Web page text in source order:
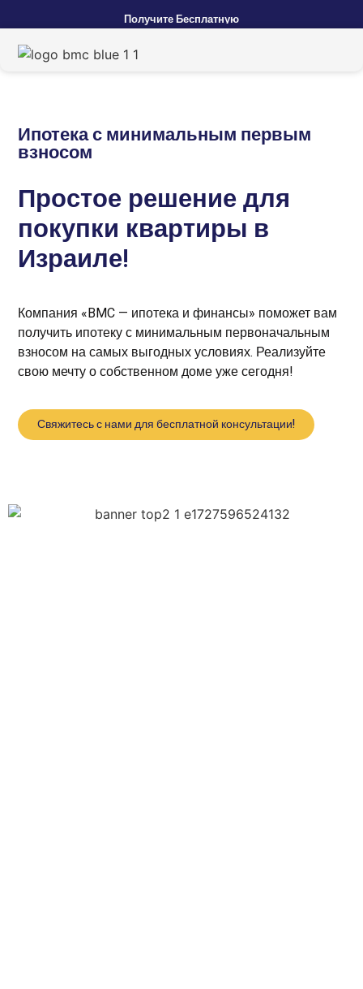
ПолучитеБесплатную
Ипотека с минимальным первым
взносом
Простое решение для
покупки квартиры в
Израиле!
Компания «BMC — ипотека и финансы» поможет вам
получить ипотеку с минимальным первоначальным
взносом на самых выгодных условиях. Реализуйте
свою мечту о собственном доме уже сегодня!
Свяжитесь с нами для бесплатной консультации!